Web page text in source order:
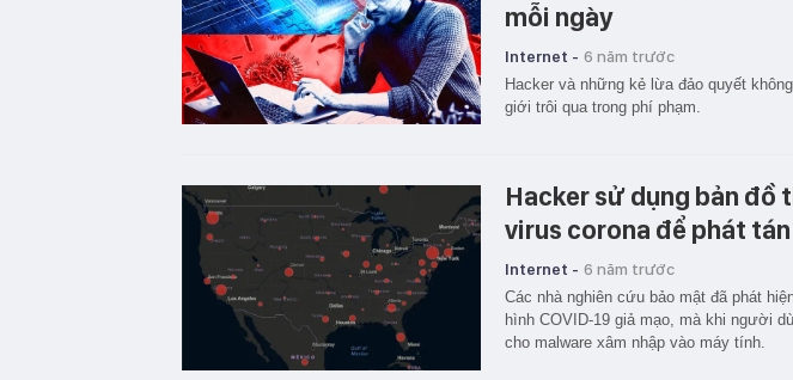
mỗi ngày
Internet - 6 năm trước
Hacker và những kẻ lừa đảo quyết
giới trôi qua trong phí phạm.
Hacker sử dụng bản đồ
virus corona để phát
Internet - 6 năm trước
Các nhà nghiên cứu bảo mật đã phát
hình COVID-19 giả mạo, mà khi người
cho malware xâm nhập vào máy tính.